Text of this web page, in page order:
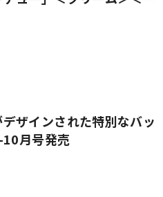
ザインされた特別なバッ
月号発売